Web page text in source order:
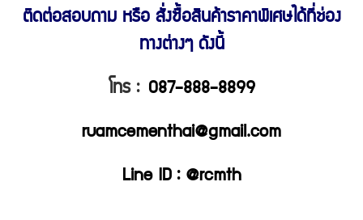
ติดต่อสอบถาม หรือ สั่งซื้อสินค้าราคาพิเศษได้ที่ช่อง
ทางต่างๆ ดังนี้
โทร : 087-888-8899
ruamcementhai@gmail.com
Line ID : @rcmth